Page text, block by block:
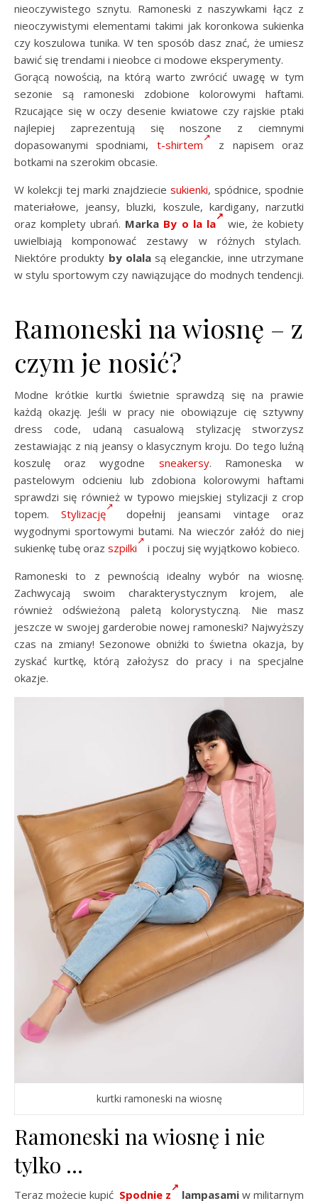
nieoczywistego sznytu. Ramoneski z naszywkami łącz z
nieoczywistymi elementami takimi jak koronkowa sukienka
czy koszulowa tunika. W ten sposób dasz znać, że umiesz
bawić się trendami i nieobce ci modowe eksperymenty.
Gorącą nowością, na którą warto zwrócić uwagę w tym
sezonie są ramoneski zdobione kolorowymi haftami.
Rzucające się w oczy desenie kwiatowe czy rajskie ptaki
najlepiej zaprezentują się noszone z ciemnymi
dopasowanymi spodniami, t-shirtem
z napisem oraz
botkami na szerokim obcasie.
W kolekcji tej marki znajdziecie sukienki, spódnice, spodnie
materiałowe, jeansy, bluzki, koszule, kardigany, narzutki
oraz komplety ubrań. Marka By o la la
wie, że kobiety
uwielbiają komponować zestawy w różnych stylach.
Niektóre produkty by olalasą eleganckie, inne utrzymane
w stylu sportowym czy nawiązujące do modnych tendencji.
Ramoneski na wiosnę – z
czym je nosić?
Modne krótkie kurtki świetnie sprawdzą się na prawie
każdą okazję. Jeśli w pracy nie obowiązuje cię sztywny
dress code, udaną casualową stylizację stworzysz
zestawiając z nią jeansy o klasycznym kroju. Do tego luźną
koszulę oraz wygodne sneakersy. Ramoneska w
pastelowym odcieniu lub zdobiona kolorowymi haftami
sprawdzi się również w typowo miejskiej stylizacji z crop
topem.Stylizację
dopełnij jeansami vintage oraz
wygodnymi sportowymi butami. Na wieczór załóż do niej
sukienkę tubę oraz szpilki
i poczuj się wyjątkowo kobieco.
Ramoneski to z pewnością idealny wybór na wiosnę.
Zachwycają swoim charakterystycznym krojem, ale
również odświeżoną paletą kolorystyczną. Nie masz
jeszcze w swojej garderobie nowej ramoneski? Najwyższy
czas na zmiany! Sezonowe obniżki to świetna okazja, by
zyskać kurtkę, którą założysz do pracy i na specjalne
okazje.
kurtki ramoneski na wiosnę
Ramoneski na wiosnę i nie
tylko …
Teraz możecie kupić Spodnie z lampasami w militarnym